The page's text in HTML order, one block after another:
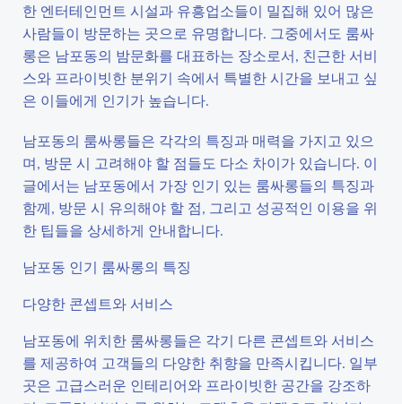
한 엔터테인먼트 시설과 유흥업소들이 밀집해 있어 많은
사람들이 방문하는 곳으로 유명합니다. 그중에서도 룸싸
롱은 남포동의 밤문화를 대표하는 장소로서, 친근한 서비
스와 프라이빗한 분위기 속에서 특별한 시간을 보내고 싶
은 이들에게 인기가 높습니다.
남포동의 룸싸롱들은 각각의 특징과 매력을 가지고 있으
며, 방문 시 고려해야 할 점들도 다소 차이가 있습니다. 이
글에서는 남포동에서 가장 인기 있는 룸싸롱들의 특징과
함께, 방문 시 유의해야 할 점, 그리고 성공적인 이용을 위
한 팁들을 상세하게 안내합니다.
남포동 인기 룸싸롱의 특징
다양한 콘셉트와 서비스
남포동에 위치한 룸싸롱들은 각기 다른 콘셉트와 서비스
를 제공하여 고객들의 다양한 취향을 만족시킵니다. 일부
곳은 고급스러운 인테리어와 프라이빗한 공간을 강조하